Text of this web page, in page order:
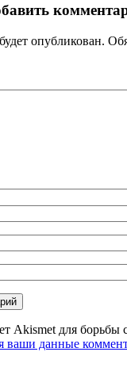
опубликован.
Akismet для борьбы
ваши данные